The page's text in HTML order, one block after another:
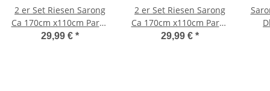
2 er Set Riesen Sarong
Ca 170cm x110cm Pareo
Wickelrock Wickeltuch
29,99 € *
2 er Set Riesen Sarong
Ca 170cm x110cm Pareo
Wickelrock Wickeltuch
29,99 € *